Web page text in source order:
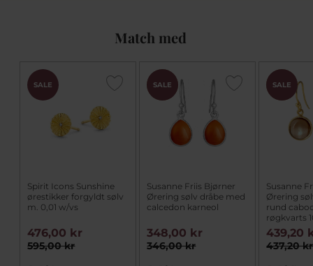
Match med
SALE
Spirit Icons Sunshine
ørestikker forgyldt sølv
m. 0,01 w/vs
595,00 kr
476,00 kr
PRIS
SALE
Susanne Friis Bjørner
Ørering sølv dråbe med
calcedon karneol
346,00 kr
348,00 kr
PRIS
SALE
Susanne
Ørering
rund
røgkvarts
437,20 kr
439,20